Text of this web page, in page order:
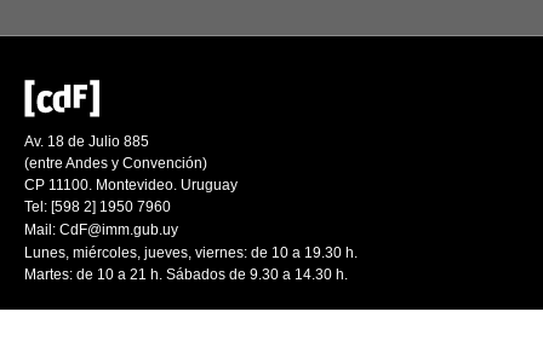
Av. 18 de Julio 885
(entre Andes y Convención)
CP 11100. Montevideo. Uruguay
Tel: [598 2] 1950 7960
Mail: CdF@imm.gub.uy
Lunes, miércoles, jueves, viernes: de 10 a 19.30 h.
Martes: de 10 a 21 h. Sábados de 9.30 a 14.30 h.